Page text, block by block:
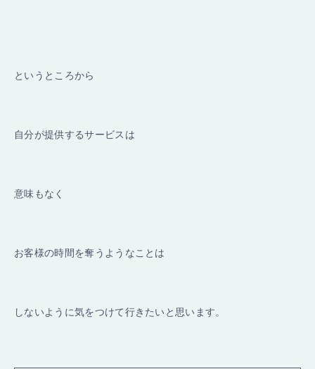
というところから
自分が提供するサービスは
意味もなく
お客様の時間を奪うようなことは
しないように気をつけて行きたいと思います。